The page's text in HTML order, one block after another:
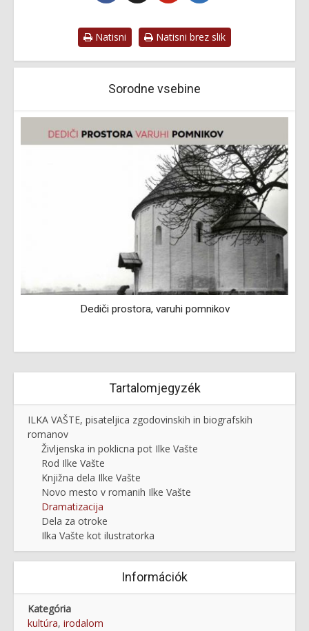
Natisni Natisni brez slik
Sorodne vsebine
Dediči prostora, varuhi pomnikov
Tartalomjegyzék
ILKA VAŠTE, pisateljica zgodovinskih in biografskih
romanov
Življenska in poklicna pot Ilke Vašte
Rod Ilke Vašte
Knjižna dela Ilke Vašte
Novo mesto v romanih Ilke Vašte
Dramatizacija
Dela za otroke
Ilka Vašte kot ilustratorka
Információk
Kategória
kultúra, irodalom